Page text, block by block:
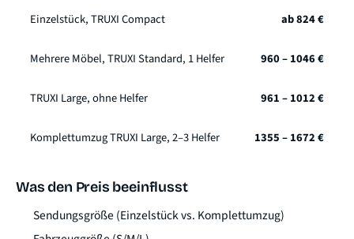
Einzelstück, TRUXI Compact ab 824 €
Mehrere Möbel, TRUXI Standard, 1 Helfer 960 – 1046 €
TRUXI Large, ohne Helfer 961 – 1012 €
Komplettumzug TRUXI Large, 2–3 Helfer 1355 – 1672 €
Was den Preis beeinflusst
Sendungsgröße (Einzelstück vs. Komplettumzug)